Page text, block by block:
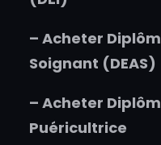
– Acheter
Soignant (DEAS)
– Acheter
Puéricultrice